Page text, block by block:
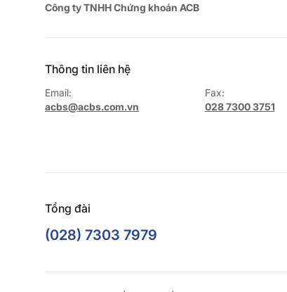
Công ty TNHH Chứng khoán ACB
Thông tin liên hệ
Email:
acbs@acbs.com.vn
Fax:
028 7300 3751
Tổng đài
(028) 7303 7979